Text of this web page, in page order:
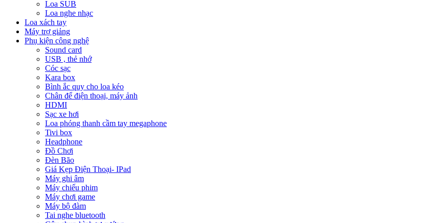
Loa SUB
Loa nghe nhạc
Loa xách tay
Máy trợ giảng
Phụ kiện công nghệ
Sound card
USB , thẻ nhớ
Cóc sạc
Kara box
Bình ắc quy cho loa kéo
Chân để điện thoại, máy ảnh
HDMI
Sạc xe hơi
Loa phóng thanh cầm tay megaphone
Tivi box
Headphone
Đồ Chơi
Đèn Bão
Giá Kẹp Điện Thoại- IPad
Máy ghi âm
Máy chiếu phim
Máy chơi game
Máy bộ đàm
Tai nghe bluetooth